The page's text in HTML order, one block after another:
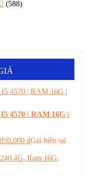
(588)
4570 | RAM 16G |
₫Giá hiện tại